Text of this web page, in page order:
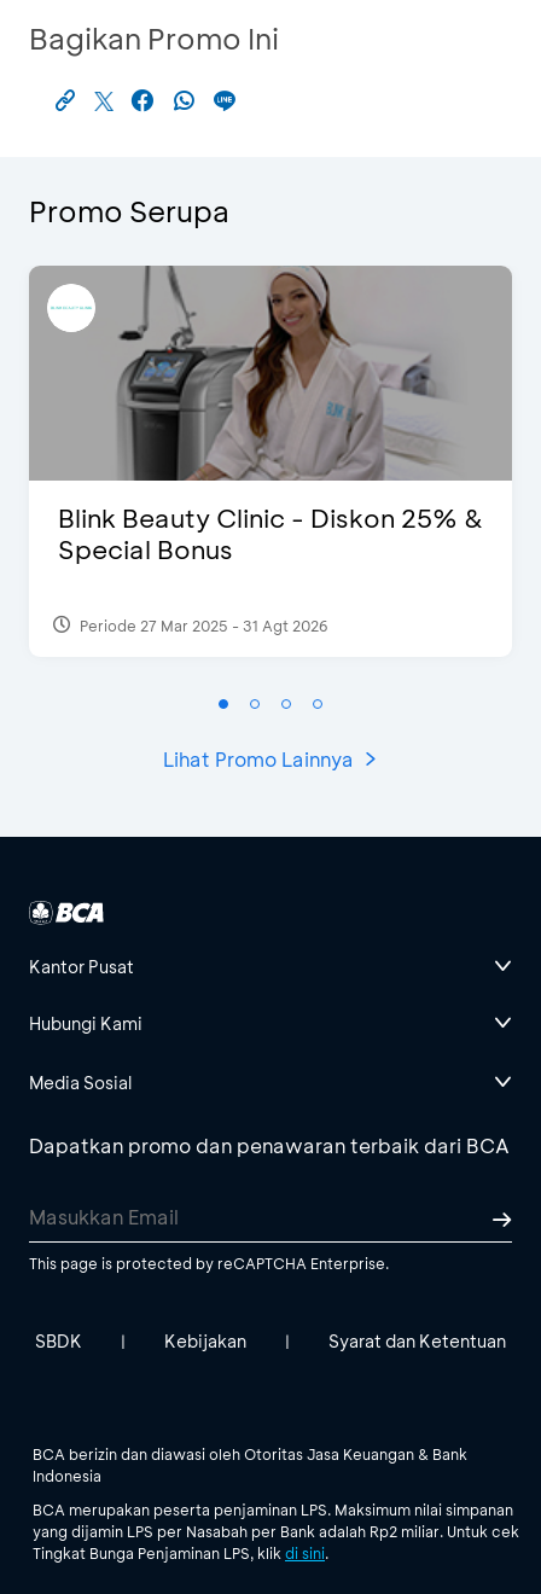
Bagikan Promo Ini
Promo Serupa
Blink Beauty Clinic - Diskon 25% &
Special Bonus
Periode 27 Mar 2025 - 31 Agt 2026
Lihat Promo Lainnya
Kantor Pusat
Hubungi Kami
Media Sosial
Dapatkan promo dan penawaran terbaik dari BCA
This page is protected by reCAPTCHA Enterprise.
SBDK | Kebijakan | Syarat dan Ketentuan
BCA berizin dan diawasi oleh Otoritas Jasa Keuangan & Bank
Indonesia
BCA merupakan peserta penjaminan LPS. Maksimum nilai simpanan
yang dijamin LPS per Nasabah per Bank adalah Rp2 miliar. Untuk cek
Tingkat Bunga Penjaminan LPS, klik di sini.